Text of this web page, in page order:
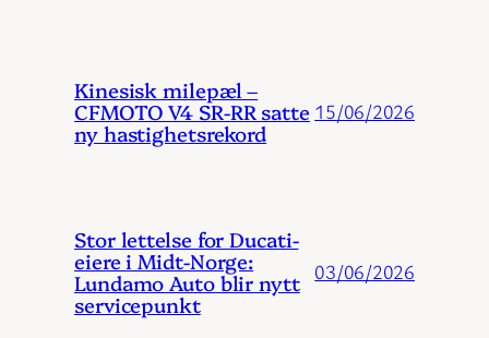
Kinesisk milepæl –
CFMOTO V4 SR-RR satte
ny hastighetsrekord
15/06/2026
Stor lettelse for Ducati-
eiere i Midt-Norge:
Lundamo Auto blir nytt
servicepunkt
03/06/2026